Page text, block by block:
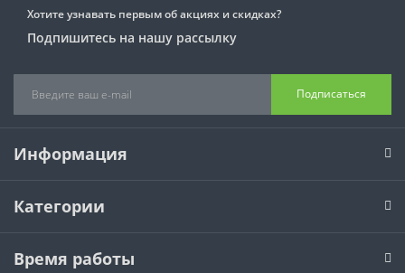
Хотите узнавать первым об акциях и скидках?
Подпишитесь на нашу рассылку
Подписаться
Информация
Категории
Время работы